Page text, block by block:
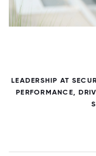
LEADERSHIP AT
PERFORMANCE,